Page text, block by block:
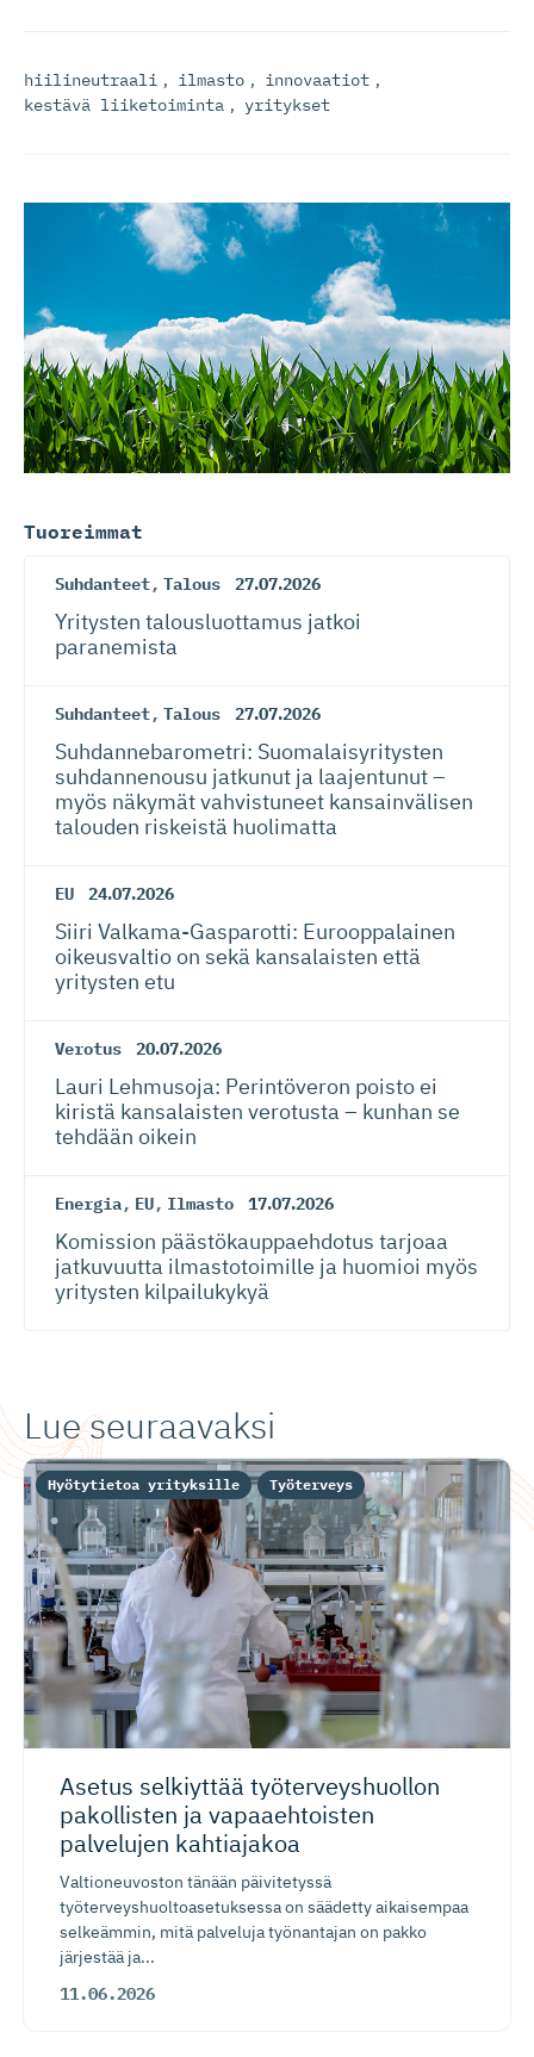
hiilineutraali , ilmasto , innovaatiot ,
kestävä liiketoiminta , yritykset
Tuoreimmat
Suhdanteet, Talous 27.07.2026
Yritysten talousluottamus jatkoi
paranemista
Suhdanteet, Talous 27.07.2026
Suhdanneba­ro­metri: Suomalaisy­ri­tysten
suhdannenousu jatkunut ja laajentunut –
myös näkymät vahvistuneet kansainvälisen
talouden riskeistä huolimatta
EU 24.07.2026
Siiri Valkama-Gas­pa­rotti: Eurooppalainen
oikeusvaltio on sekä kansalaisten että
yritysten etu
Verotus 20.07.2026
Lauri Lehmusoja: Perintöveron poisto ei
kiristä kansalaisten verotusta – kunhan se
tehdään oikein
Energia, EU, Ilmasto 17.07.2026
Komission päästökaup­paehdotus tarjoaa
jatkuvuutta ilmastotoimille ja huomioi myös
yritysten kilpailukykyä
Lue seuraavaksi
Asetus selkiyttää työterveys­huollon
pakollisten ja vapaaehtoisten
palvelujen kahtiajakoa
Valtioneuvoston tänään päivitetyssä
työterveyshuoltoasetuksessa on säädetty aikaisempaa
selkeämmin, mitä palveluja työnantajan on pakko
järjestää ja...
11.06.2026
Hyötytietoa yrityksille Työterveys